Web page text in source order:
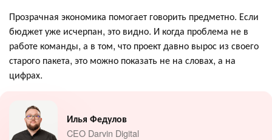
Прозрачная экономика помогает говорить предметно. Если
бюджет уже исчерпан, это видно. И когда проблема не в
работе команды, а в том, что проект давно вырос из своего
старого пакета, это можно показать не на словах, а на
цифрах.
Илья Федулов
CEO Darvin Digital